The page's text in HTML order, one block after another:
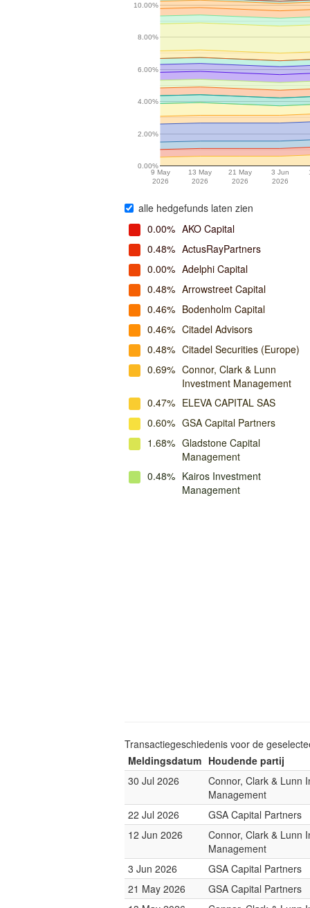
9 May
2026
13 May
2026
21 May
2026
3 Jun
2026
0.00%
2.00%
4.00%
6.00%
8.00%
10.00%
alle hedgefunds laten zien
0.00% AKO Capital
0.48% ActusRayPartners
0.00% Adelphi Capital
0.48% Arrowstreet Capital
0.46% Bodenholm Capital
0.46% Citadel Advisors
0.48% Citadel Securities (Europe)
0.69% Connor, Clark & Lunn
Investment Management
0.47% ELEVA CAPITAL SAS
0.60% GSA Capital Partners
1.68% Gladstone Capital
Management
0.48% Kairos Investment
Management
Transactiegeschiedenis voor de
Meldingsdatum Houdende partij
30 Jul 2026
Connor, Clark & Lunn
Management
22 Jul 2026
GSA Capital Partners
12 Jun 2026
Connor, Clark & Lunn
Management
3 Jun 2026
GSA Capital Partners
21 May 2026
GSA Capital Partners